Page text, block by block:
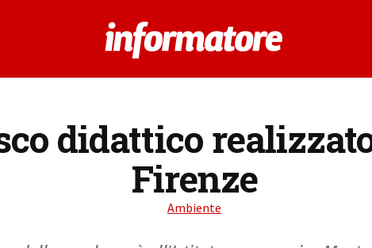
didattico
Firenze
Ambiente